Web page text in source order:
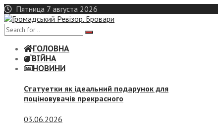
Skip
to
content
Пятница 7 августа 2026
ГОЛОВНА
ВІЙНА
НОВИНИ
Статуетки як ідеальний подарунок для
поціновувачів прекрасного
03.06.2026